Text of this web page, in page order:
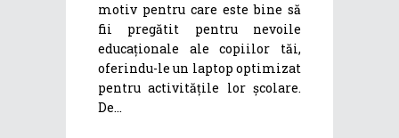
motiv pentru care este bine să
fii pregătit pentru nevoile
educaționale ale copiilor tăi,
oferindu-le un laptop optimizat
pentru activitățile lor școlare.
De